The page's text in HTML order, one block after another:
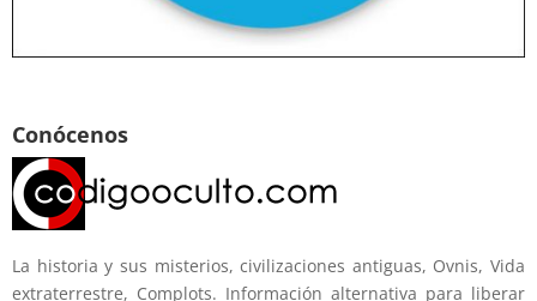
Conócenos
La historia y sus misterios, civilizaciones antiguas, Ovnis, Vida
extraterrestre, Complots. Información alternativa para liberar